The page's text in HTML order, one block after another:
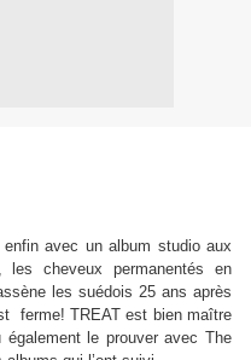
avec un album studio aux
cheveux permanentés en
les suédois 25 ans après
ferme! TREAT est bien maître
le prouver avec The